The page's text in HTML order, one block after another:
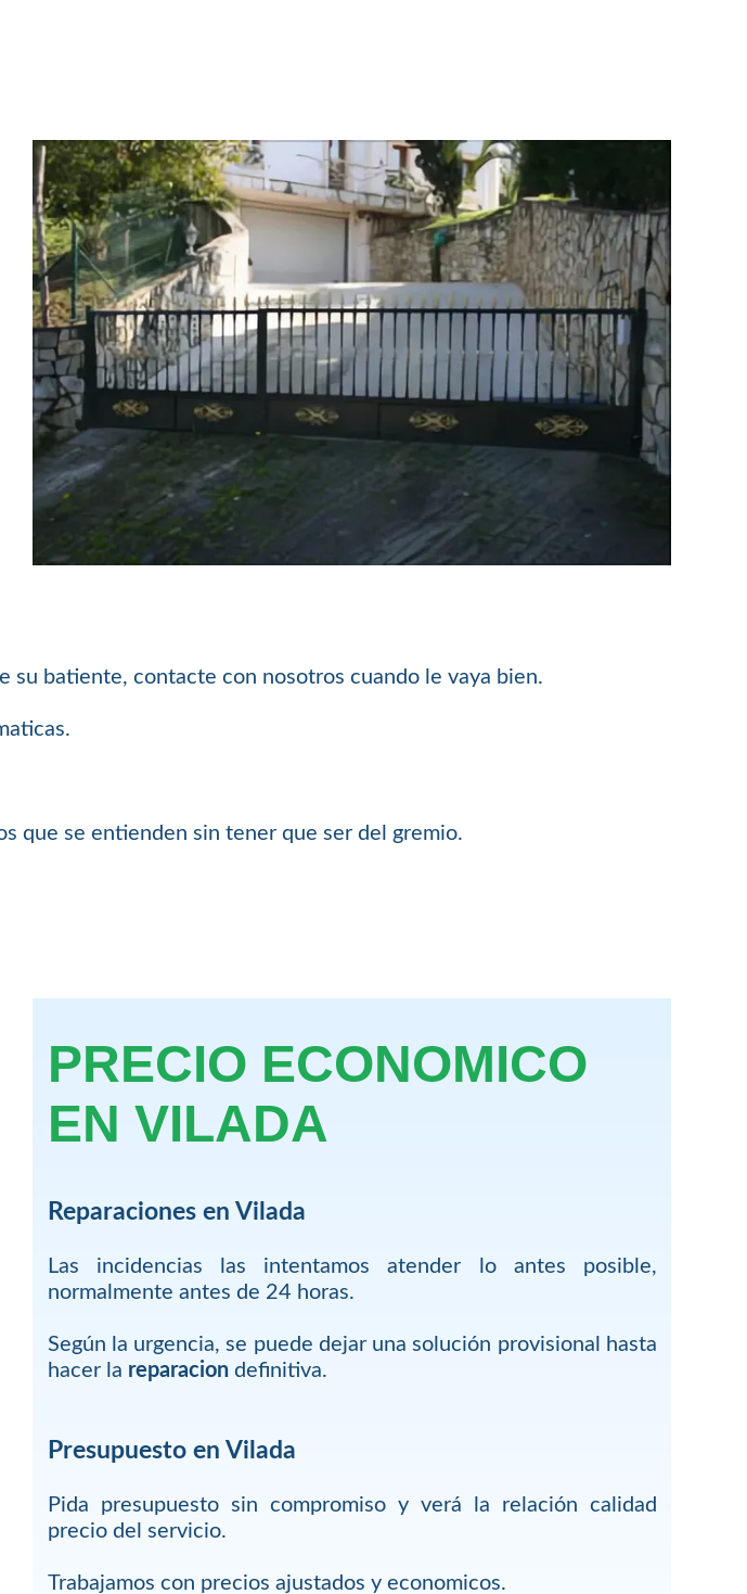
su batiente, contacte con nosotros cuando le vaya bien.
que se entienden sin tener que ser del gremio.
PRECIO ECONOMICO
EN VILADA
Reparaciones en Vilada
Las incidencias las intentamos atender lo antes posible,
normalmente antes de 24 horas.
Según la urgencia, se puede dejar una solución provisional hasta
hacer la reparaciondefinitiva.
Presupuesto en Vilada
Pida presupuesto sin compromiso y verá la relación calidad
precio del servicio.
Trabajamos con precios ajustados y economicos.